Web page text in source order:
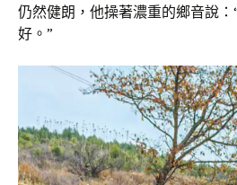
仍然健朗，他操著濃重的鄉音說
好。”